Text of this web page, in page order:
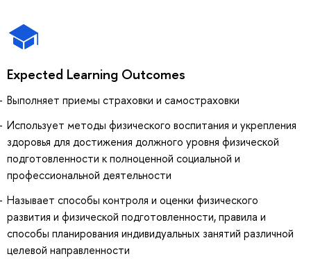
Expected Learning Outcomes
Выполняет приемы страховки и самостраховки
Использует методы физического воспитания и укрепления
здоровья для достижения должного уровня физической
подготовленности к полноценной социальной и
профессиональной деятельности
Называет способы контроля и оценки физического
развития и физической подготовленности, правила и
способы планирования индивидуальных занятий различной
целевой направленности